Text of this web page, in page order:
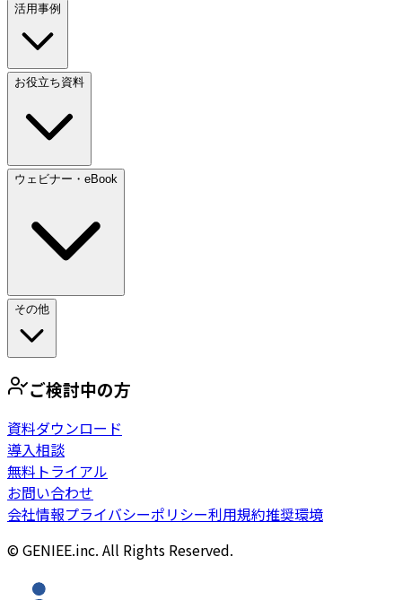
活用事例
お役立ち資料
ウェビナー・eBook
その他
ご検討中の方
資料ダウンロード
導入相談
無料トライアル
お問い合わせ
会社情報プライバシーポリシー利用規約推奨環境
© GENIEE.inc. All Rights Reserved.